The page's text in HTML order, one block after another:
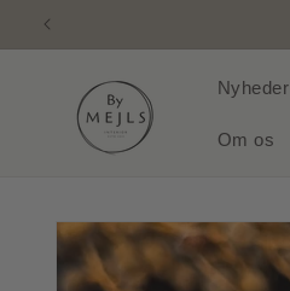
Gå til
Nyheder
Om os
Gå til
produktoplysninger